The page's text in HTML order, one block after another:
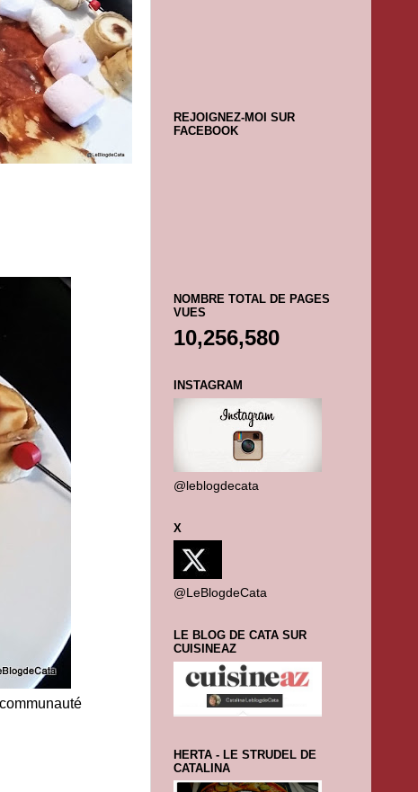
REJOIGNEZ-MOI SUR
FACEBOOK
NOMBRE TOTAL DE PAGES
VUES
10,256,580
INSTAGRAM
@leblogdecata
X
@LeBlogdeCata
LE BLOG DE CATA SUR
CUISINEAZ
HERTA - LE STRUDEL DE
CATALINA